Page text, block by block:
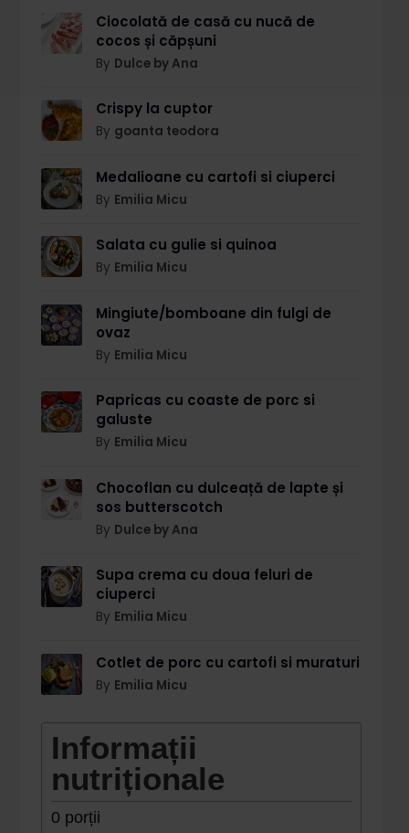
Ciocolată de casă cu nucă de
cocos și căpșuni
By Dulce by Ana
Crispy la cuptor
By goanta teodora
Medalioane cu cartofi si ciuperci
By Emilia Micu
Salata cu gulie si quinoa
By Emilia Micu
Mingiute/bomboane din fulgi de
ovaz
By Emilia Micu
Papricas cu coaste de porc si
galuste
By Emilia Micu
Chocoflan cu dulceață de lapte și
sos butterscotch
By Dulce by Ana
Supa crema cu doua feluri de
ciuperci
By Emilia Micu
Cotlet de porc cu cartofi si muraturi
By Emilia Micu
Informații
nutriționale
0 porții